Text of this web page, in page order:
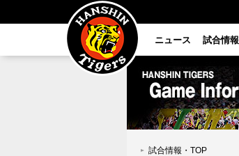
ニュース 試合情報
試合情報・TOP